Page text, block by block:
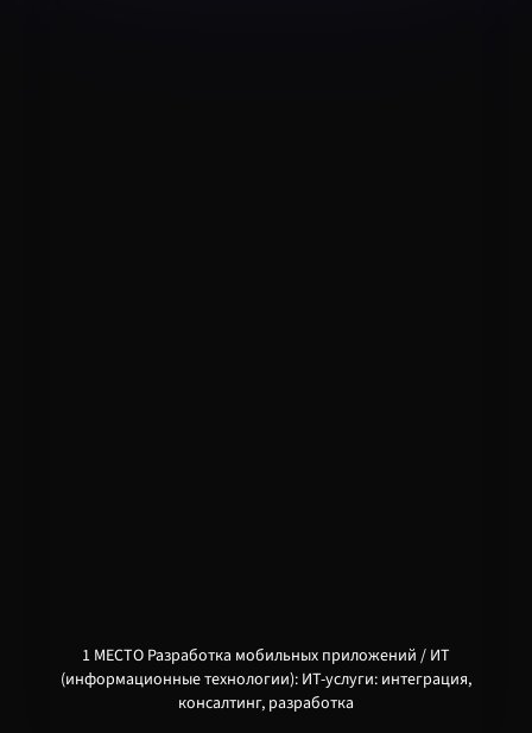
1 МЕСТО Разработка мобильных приложений / ИТ
(информационные технологии): ИТ-услуги: интеграция,
консалтинг, разработка